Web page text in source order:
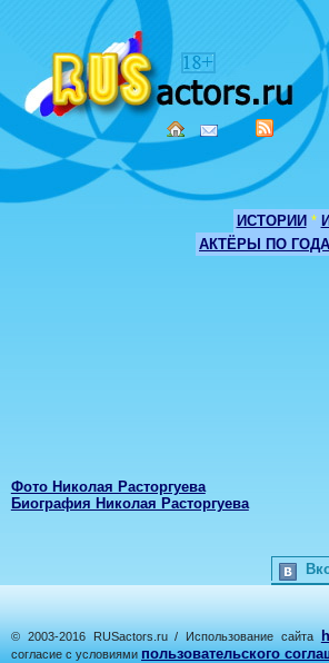
ИСТОРИИ *
АКТЁРЫ ПО
Фото Николая Расторгуева
Биография Николая Расторгуева
© 2003-2016 RUSactors.ru / Использование сайта
согласие с условиями пользовательского